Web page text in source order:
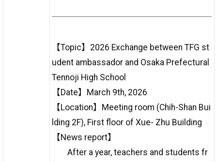
【Topic】2026 Exchange between TFG st
udent ambassador and Osaka Prefectural
Tennoji High School
【Date】March 9th, 2026
【Location】Meeting room (Chih-Shan Bui
lding 2F), First floor of Xue- Zhu Building
【News report】
After a year, teachers and students fr